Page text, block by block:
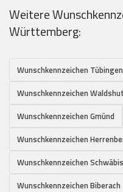
Weitere
Württemberg:
Wunschkennzeichen Tübingen
Wunschkennzeichen Waldshut
Wunschkennzeichen Gmünd
Wunschkennzeichen
Wunschkennzeichen
Wunschkennzeichen Biberach